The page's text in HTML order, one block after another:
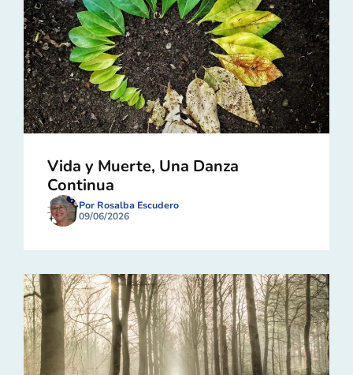
Vida y Muerte, Una Danza
Continua
Por Rosalba Escudero
09/06/2026